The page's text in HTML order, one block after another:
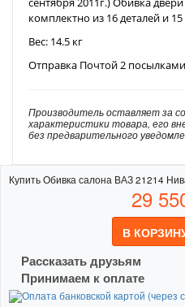
комплектно из 16 деталей и
Вес: 14.5 кг
Отправка Почтой 2
Производитель оставляет за
характеристики товара, его
без предварительного
Купить Обивка салона ВАЗ 21214
29
В
Рассказать друзьям
Принимаем к оплате